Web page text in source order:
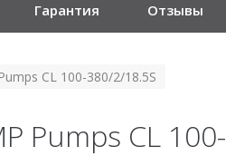
Гарантия Отзывы
CL 100-380/2/18.5S
Pumps CL 100-